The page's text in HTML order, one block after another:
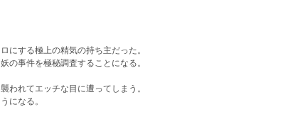
にする極上の精気の持ち主だった。
の事件を極秘調査することになる。
われてエッチな目に遭ってしまう。
になる。